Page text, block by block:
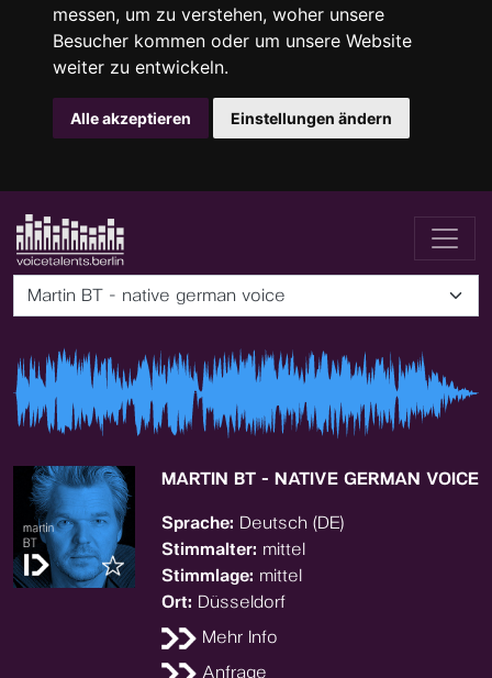
messen, um zu verstehen, woher unsere
Besucher kommen oder um unsere Website
weiter zu entwickeln.
Alle akzeptieren Einstellungen ändern
Martin BT - native german voice
MARTIN BT - NATIVE GERMAN VOICE
Sprache: Deutsch (DE)
Stimmalter: mittel
Stimmlage: mittel
Ort: Düsseldorf
Mehr Info
Anfrage